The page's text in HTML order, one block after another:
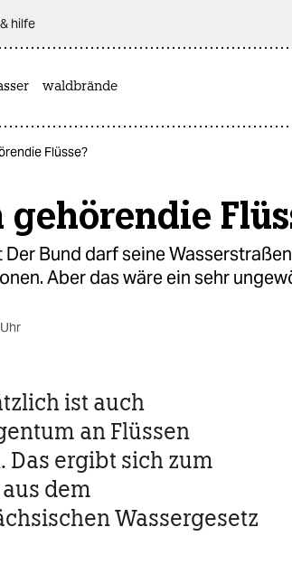
hilfe
waldbrände
Flüsse?
gehörendie
Bund darf seine
Aber das wäre ein sehr
ist auch
an Flüssen
Das ergibt sich zum
dem
Wassergesetz